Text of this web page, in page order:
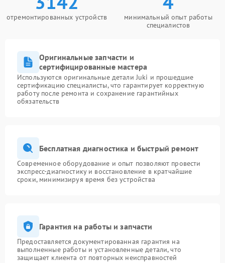
отремонтированных устройств
минимальный опыт работы
специалистов
Оригинальные запчасти и
сертифицированные мастера
Используются оригинальные детали Juki и прошедшие
сертификацию специалисты, что гарантирует корректную
работу после ремонта и сохранение гарантийных
обязательств
Бесплатная диагностика и быстрый ремонт
Современное оборудование и опыт позволяют провести
экспресс-диагностику и восстановление в кратчайшие
сроки, минимизируя время без устройства
Гарантия на работы и запчасти
Предоставляется документированная гарантия на
выполненные работы и установленные детали, что
защищает клиента от повторных неисправностей